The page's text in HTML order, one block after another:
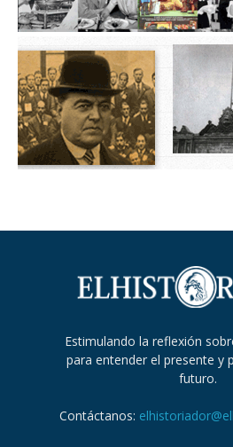
Estimulando la reflexión
para entender el presente y
futuro.
Contáctanos: